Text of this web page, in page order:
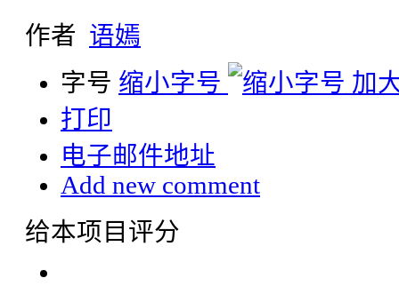
作者 语嫣
字号 缩小字号
加
打印
电子邮件地址
Add new comment
给本项目评分